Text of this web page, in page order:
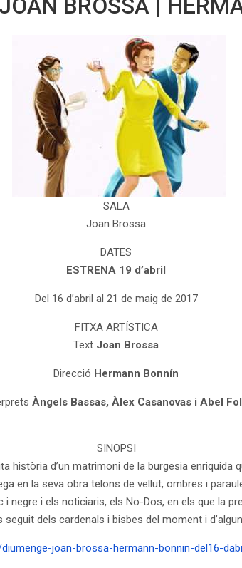
BROSSA |
SALA
Joan Brossa
DATES
ESTRENA 19 d’abril
Del 16 d’abril al 21 de maig de 2017
FITXA ARTÍSTICA
Text Joan Brossa
Direcció Hermann Bonnín
Àngels Bassas, Àlex Casanovas i Abel
SINOPSI
història d’un matrimoni de la burgesia enriquida
en la seva obra telons de vellut, ombres i
i negre i els noticiaris, els No-Dos, en els que la
dels cardenals i bisbes del moment i
joan-brossa-hermann-bonnin-del16-